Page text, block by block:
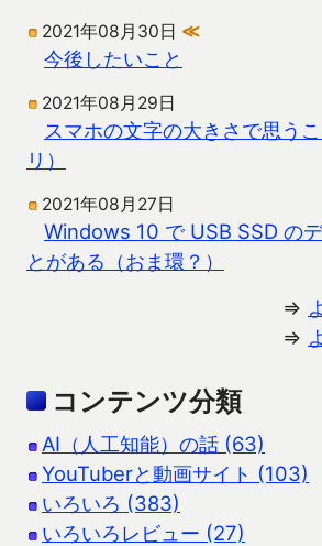
2021年08月30日 ≪
今後したいこと
2021年08月29日
スマホの文字の大きさで思う
リ）
2021年08月27日
Windows 10 で USB SSD の
とがある（おま環？）
⇒
⇒
コンテンツ分類
AI（人工知能）の話 (63)
YouTuberと動画サイト (103)
いろいろ (383)
いろいろレビュー (27)